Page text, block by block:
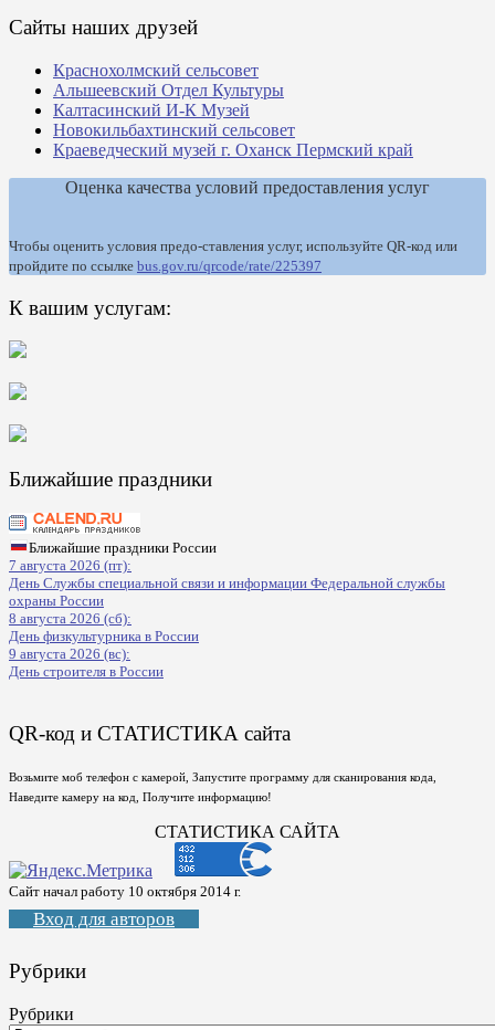
Сайты наших друзей
Краснохолмский сельсовет
Альшеевский Отдел Культуры
Калтасинский И-К Музей
Новокильбахтинский сельсовет
Краеведческий музей г. Оханск Пермский край
Оценка качества условий предоставления услуг
Чтобы оценить условия предо-ставления услуг, используйте QR-код или
пройдите по ссылке bus.gov.ru/qrcode/rate/225397
К вашим услугам:
Ближайшие праздники
Ближайшие праздники России
7 августа 2026 (пт):
День Службы специальной связи и информации Федеральной службы
охраны России
8 августа 2026 (сб):
День физкультурника в России
9 августа 2026 (вс):
День строителя в России
QR-код и СТАТИСТИКА сайта
Возьмите моб телефон с камерой, Запустите программу для сканирования кода,
Наведите камеру на код, Получите информацию!
СТАТИСТИКА САЙТА
Сайт начал работу 10 октября 2014 г.
Вход для авторов
Рубрики
Рубрики